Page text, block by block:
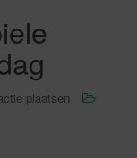
plaatsen